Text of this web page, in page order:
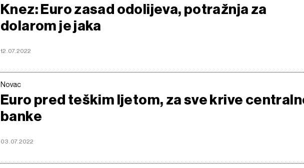
Knez: Euro zasad odolijeva, potražnja za
dolarom je jaka
12.07.2022
Novac
Euro pred teškim ljetom, za sve krive
banke
03.07.2022